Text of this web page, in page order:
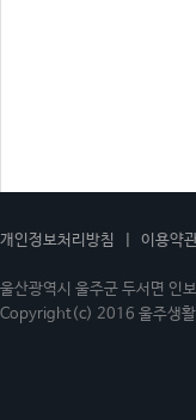
개인정보처리방침 이용약
울산광역시 울주군 두서면
Copyright(c) 2016 울주생